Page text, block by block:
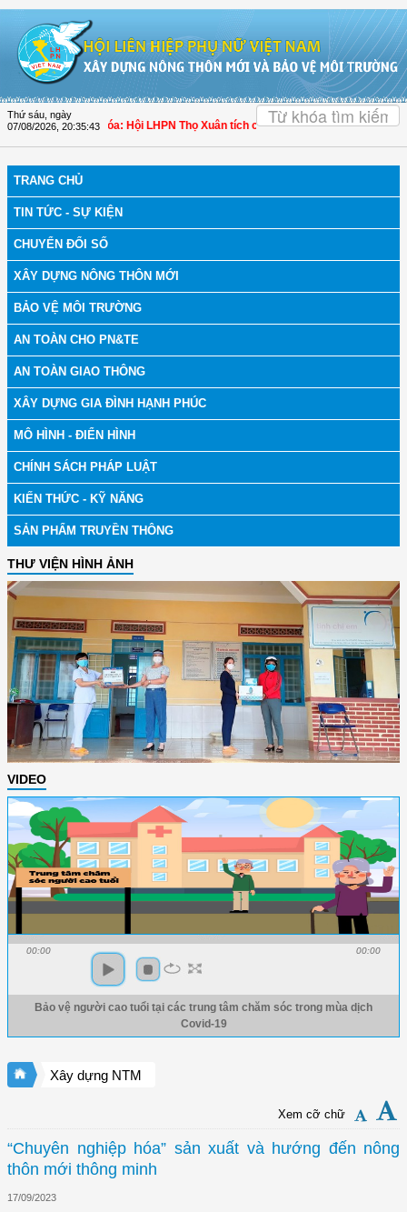
Thứ sáu, ngày
07/08/2026 20:35:44
bệnh | Thanh Hóa: Hội LHPN Thọ Xuân tích cực góp phần nâng cao tỷ lệ
TRANG CHỦ
TIN TỨC - SỰ KIỆN
CHUYỂN ĐỔI SỐ
XÂY DỰNG NÔNG THÔN MỚI
BẢO VỆ MÔI TRƯỜNG
AN TOÀN CHO PN&TE
AN TOÀN GIAO THÔNG
XÂY DỰNG GIA ĐÌNH HẠNH PHÚC
MÔ HÌNH - ĐIỂN HÌNH
CHÍNH SÁCH PHÁP LUẬT
KIẾN THỨC - KỸ NĂNG
SẢN PHẨM TRUYỀN THÔNG
THƯ VIỆN HÌNH ẢNH
VIDEO
00:00 00:00
Bảo vệ người cao tuổi tại các trung tâm chăm sóc trong mùa dịch
Covid-19
Xây dựng NTM
Xem cỡ chữ
“Chuyên nghiệp hóa” sản xuất và hướng đến nông
thôn mới thông minh
17/09/2023
OK